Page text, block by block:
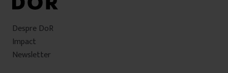
Despre DoR
Impact
Newsletter